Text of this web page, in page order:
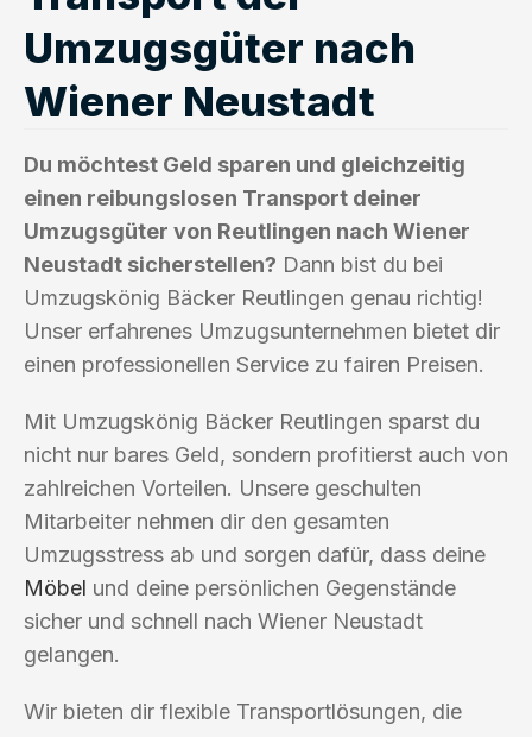
Umzugsgüter nach
Wiener Neustadt
Du möchtest Geld sparen und gleichzeitig
einen reibungslosen Transport deiner
Umzugsgüter von Reutlingen nach Wiener
Neustadt sicherstellen? Dann bist du bei
Umzugskönig Bäcker Reutlingen genau richtig!
Unser erfahrenes Umzugsunternehmen bietet dir
einen professionellen Service zu fairen Preisen.
Mit Umzugskönig Bäcker Reutlingen sparst du
nicht nur bares Geld, sondern profitierst auch von
zahlreichen Vorteilen. Unsere geschulten
Mitarbeiter nehmen dir den gesamten
Umzugsstress ab und sorgen dafür, dass deine
Möbel und deine persönlichen Gegenstände
sicher und schnell nach Wiener Neustadt
gelangen.
Wir bieten dir flexible Transportlösungen, die